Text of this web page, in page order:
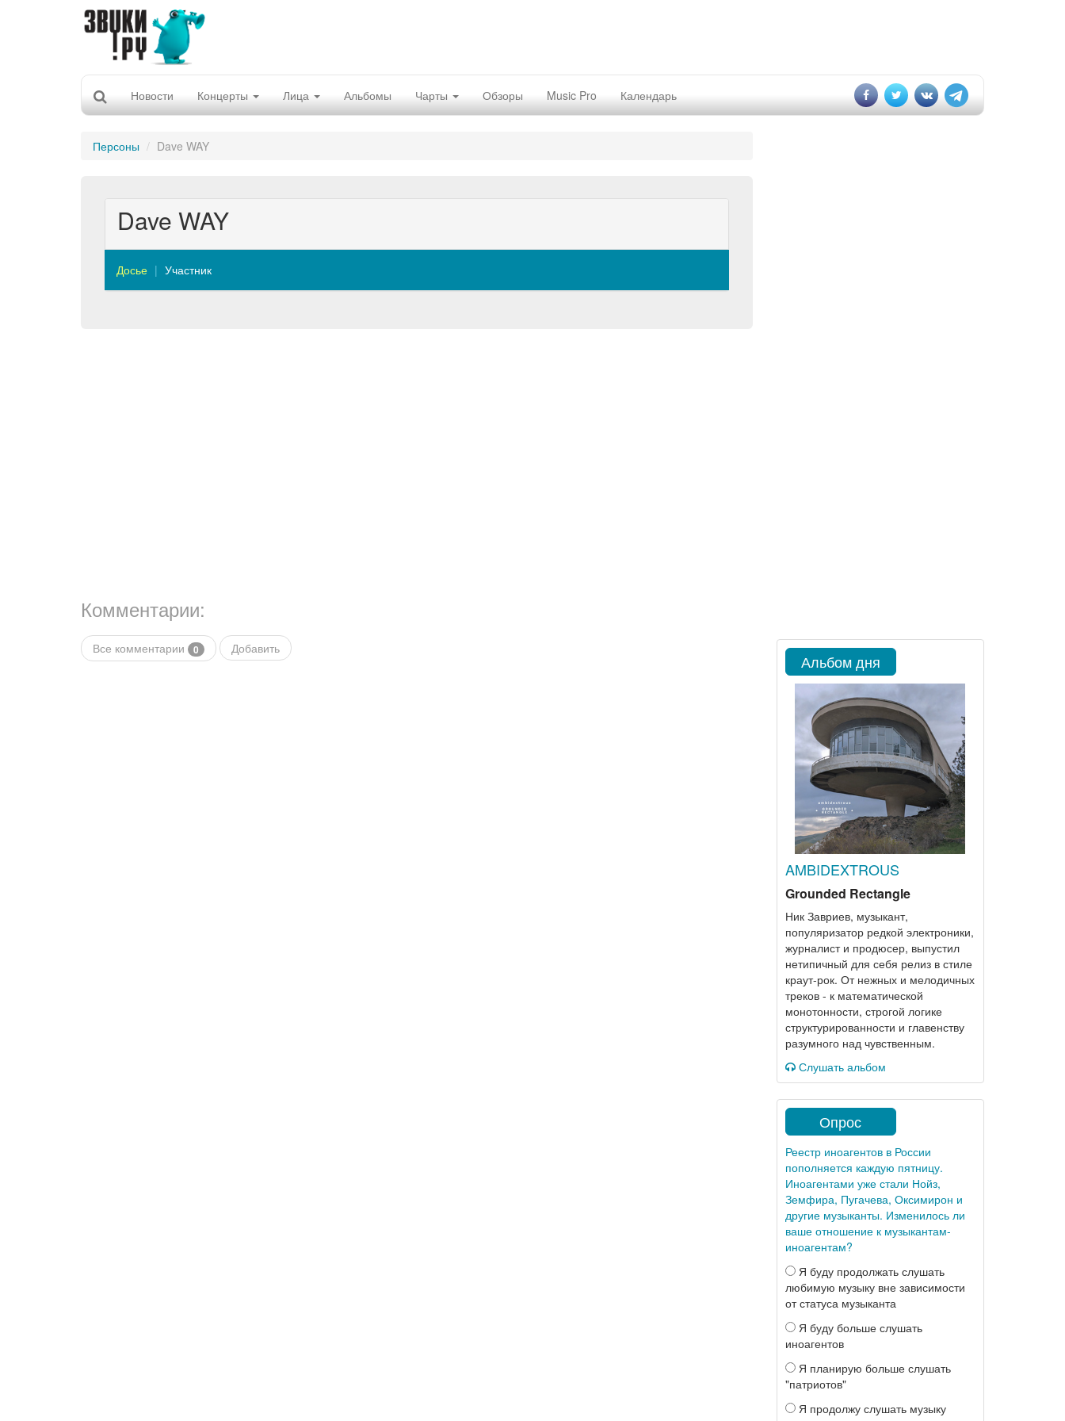
Новости Концерты Лица Альбомы Чарты Обзоры Music Pro Календарь
Персоны Dave WAY
Dave WAY
Досье Участник
Комментарии:
Все комментарии 0 Добавить
Альбом дня
AMBIDEXTROUS
Grounded Rectangle
Ник Завриев, музыкант,
популяризатор редкой электроники,
журналист и продюсер, выпустил
нетипичный для себя релиз в стиле
краут-рок. От нежных и мелодичных
треков - к математической
монотонности, строгой логике
структурированности и главенству
разумного над чувственным.
Слушать альбом
Опрос
Реестр иноагентов в России
пополняется каждую пятницу.
Иноагентами уже стали Нойз,
Земфира, Пугачева, Оксимирон и
другие музыканты. Изменилось ли
ваше отношение к музыкантам-
иноагентам?
Я буду продолжать слушать
любимую музыку вне зависимости
от статуса музыканта
Я буду больше слушать
иноагентов
Я планирую больше слушать
"патриотов"
Я продолжу слушать музыку